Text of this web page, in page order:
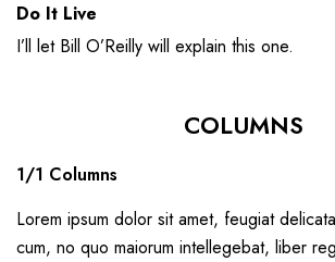
Do It Live
I’ll let Bill O’Reilly will explain this one.
COLUMNS
1/1 Columns
Lorem ipsum dolor sit amet, feugiat
cum, no quo maiorum intellegebat, liber